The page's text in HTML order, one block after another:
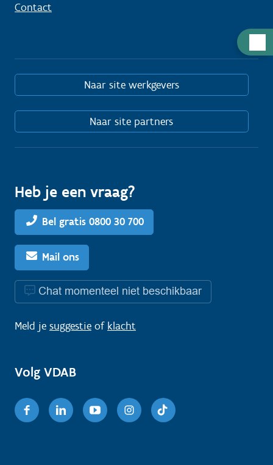
Contact
Naar site werkgevers
Naar site partners
Heb je een vraag?
Bel gratis 0800 30 700
Mail ons
Chat momenteel niet beschikbaar
Meld je suggestie of klacht
Volg VDAB
FacebookLinkedinYoutubeInstagram